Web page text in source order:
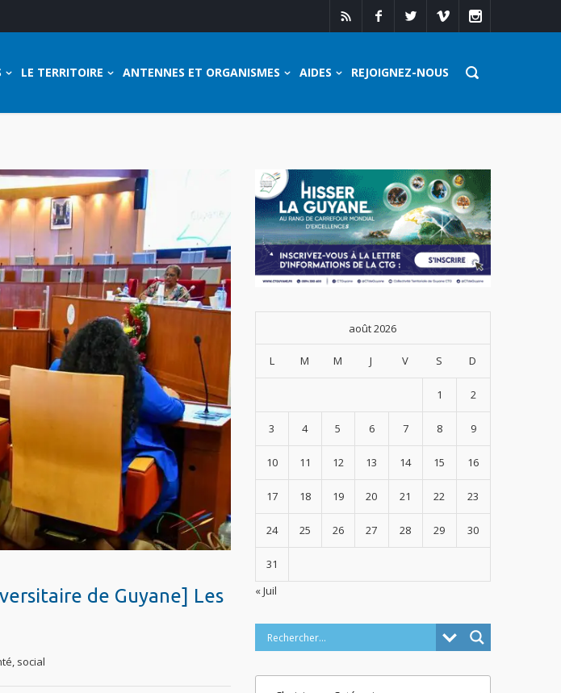
LE TERRITOIRE ANTENNES ET ORGANISMES AIDES REJOIGNEZ-NOUS
de Guyane] Les
social
août 2026
L M M J V S D
1 2
3 4 5 6 7 8 9
10 11 12 13 14 15 16
17 18 19 20 21 22 23
24 25 26 27 28 29 30
31
« Juil